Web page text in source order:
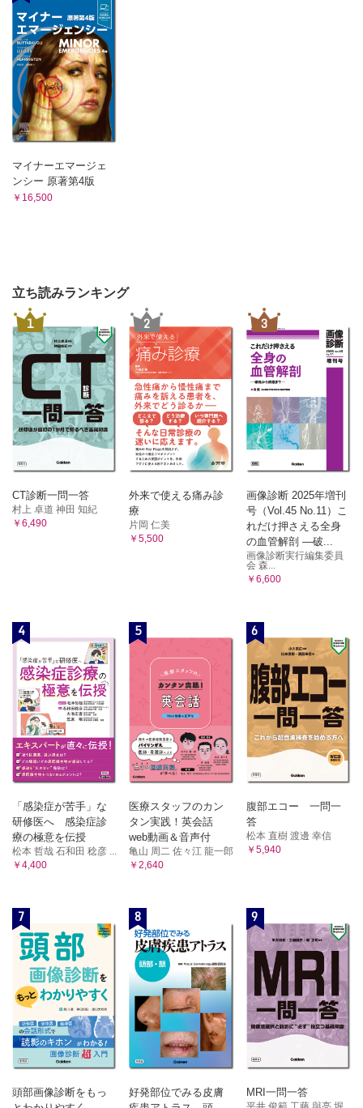
マイナーエマージェ
ンシー 原著第4版
￥16,500
立ち読みランキング
1
CT診断一問一答
村上 卓道 神田 知紀
￥6,490
2
外来で使える痛み診
療
片岡 仁美
￥5,500
3
画像診断 2025年増刊
号（Vol.45 No.11）こ
れだけ押さえる全身
の血管解剖 ―破...
画像診断実行編集委員
会 森...
￥6,600
4
「感染症が苦手」な
研修医へ 感染症診
療の極意を伝授
松本 哲哉 石和田 稔彦 ...
￥4,400
5
医療スタッフのカン
タン実践！英会話
web動画＆音声付
亀山 周二 佐々江 龍一郎
￥2,640
6
腹部エコー 一問一
答
松本 直樹 渡邊 幸信
￥5,940
7
頭部画像診断をもっ
8
好発部位でみる皮膚
9
MRI一問一答